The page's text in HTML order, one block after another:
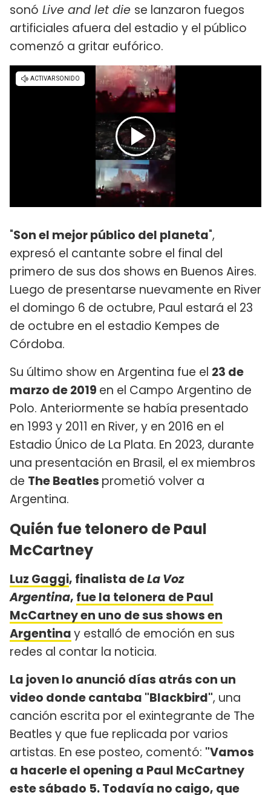
sonó Live and let die se lanzaron fuegos
artificiales afuera del estadio y el público
comenzó a gritar eufórico.
"Son el mejor público del planeta",
expresó el cantante sobre el final del
primero de sus dos shows en Buenos Aires.
Luego de presentarse nuevamente en River
el domingo 6 de octubre, Paul estará el 23
de octubre en el estadio Kempes de
Córdoba.
Su último show en Argentina fue el 23 de
marzo de 2019 en el Campo Argentino de
Polo. Anteriormente se había presentado
en 1993 y 2011 en River, y en 2016 en el
Estadio Único de La Plata. En 2023, durante
una presentación en Brasil, el ex miembros
de The Beatles prometió volver a
Argentina.
Quién fue telonero de Paul
McCartney
Luz Gaggi, finalista deLa Voz
Argentina, fue la telonera de Paul
McCartney en uno de sus shows en
Argentinay estalló de emoción en sus
redes al contar la noticia.
La joven lo anunció días atrás con un
video donde cantaba "Blackbird", una
canción escrita por el exintegrante de The
Beatles y que fue replicada por varios
artistas. En ese posteo, comentó: "Vamos
a hacerle el opening a Paul McCartney
este sábado 5. Todavía no caigo, que